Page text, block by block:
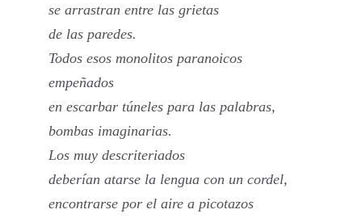
se arrastran entre las grietas
de las paredes.
Todos esos monolitos paranoicos
empeñados
en escarbar túneles para las palabras,
bombas imaginarias.
Los muy descriteriados
deberían atarse la lengua con un cordel,
encontrarse por el aire a picotazos